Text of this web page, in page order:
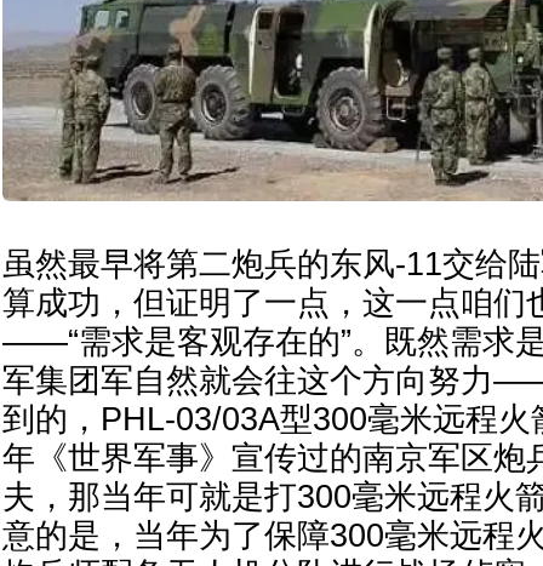
虽然最早将第二炮兵的东风-11交给
算成功，但证明了一点，这一点咱们
——“需求是客观存在的”。既然需求
军集团军自然就会往这个方向努力
到的，PHL-03/03A型300毫米远程
年《世界军事》宣传过的南京军区炮
夫，那当年可就是打300毫米远程火
意的是，当年为了保障300毫米远程